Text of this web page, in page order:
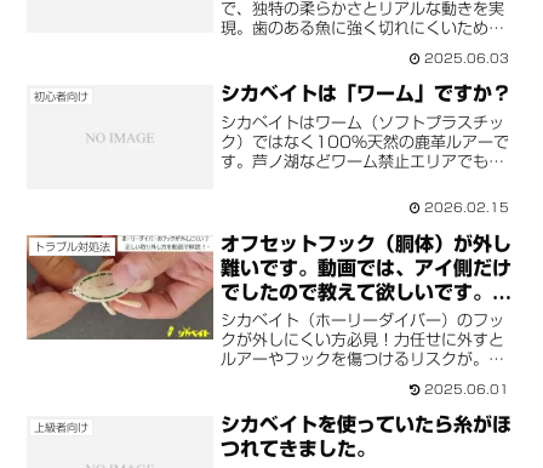
で、独特の柔らかさとリアルな動きを実
現。歯のある魚に強く切れにくいため、
久素材で、安心して釣りが楽しめます。
2025.06.03
初心者向け シカベイトは「ワーム」ですか？
シカベイトはワーム（ソフトプラスチッ
ク）ではなく100%天然の鹿革ルアーで
す。芦ノ湖などワーム禁止エリアでも使
2026.02.15
トラブル対処法
オフセットフック（胴体）が外し
難いです。動画では、アイ側だけ
でしたので教えて欲しいです。
（ホーリーダイバー）
シカベイト（ホーリーダイバー）のフッ
クが外しにくい方必見！力任せに外すと
ルアーやフックを傷つけるリスクが。動
解説。初めての方やフック交換に苦戦し
ている方、ルアーを長持ちさせたい方に
最適。
2025.06.01
上級者向け
シカベイトを使っていたら糸がほ
つれてきました。